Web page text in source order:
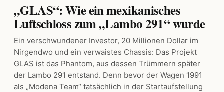
„GLAS“: Wie ein mexikanisches
Luftschloss zum „Lambo 291“ wurde
Ein verschwundener Investor, 20 Millionen Dollar im
Nirgendwo und ein verwaistes Chassis: Das Projekt
GLAS ist das Phantom, aus dessen Trümmern später
der Lambo 291 entstand. Denn bevor der Wagen 1991
als „Modena Team“ tatsächlich in der Startaufstellung